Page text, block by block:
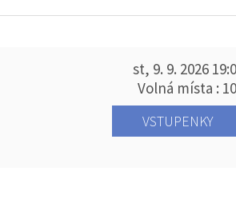
st, 9. 9. 2026
Volná místa :
VSTUPENKY